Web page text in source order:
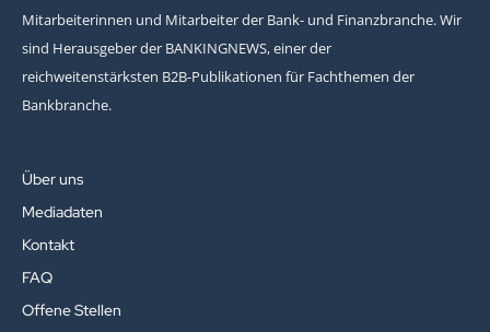
Mitarbeiterinnen und Mitarbeiter der Bank- und Finanzbranche. Wir
sind Herausgeber der BANKINGNEWS, einer der
reichweitenstärksten B2B-Publikationen für Fachthemen der
Bankbranche.
Über uns
Mediadaten
Kontakt
FAQ
Offene Stellen